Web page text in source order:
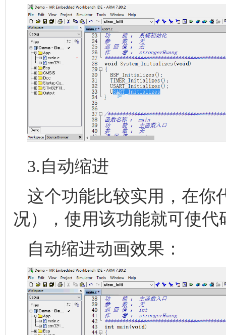
3.自动缩进
这个功能比较实用，在你
况），使用该功能就可使代
自动缩进动画效果：